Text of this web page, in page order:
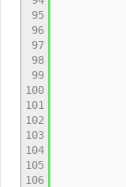
95
96
97
98
99
100
101
102
103
104
105
106